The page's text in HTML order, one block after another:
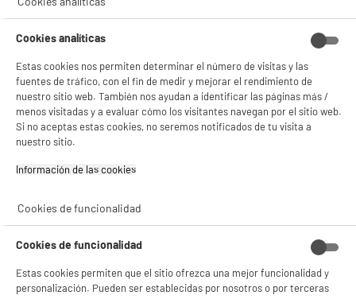
compare_product
BY ELECTRODEPOT
A
4.2/5(250)
3.000 frigorías / 30m²
Capacidad de enfriamiento (Btu) : 12000
299€96
Pago a
- ofrecer publicidad y comunicaciones personalizadas
- facilitar el intercambio de contenido en las redes sociales
Consulta la política de cookies.
Si aceptas, la experiencia será aún mejor. Si no acepta, se utilizarán cookies
estadísticas anónimas basadas en tu navegación. Puedes oponerte a su uso
gestionando sus cookies.
¡Buena visita!
Gestionar cookies
Cookies analíticas
Estas cookies nos permiten determinar el número de visitas y las
fuentes de tráfico, con el fin de medir y mejorar el rendimiento de
nuestro sitio web. También nos ayudan a identificar las páginas más /
menos visitadas y a evaluar cómo los visitantes navegan por el sitio web.
Si no aceptas estas cookies, no seremos notificados de tu visita a
nuestro sitio.
Información de las cookies‎
Cookies de funcionalidad
Cookies de funcionalidad
Estas cookies permiten que el sitio ofrezca una mejor funcionalidad y
personalización. Pueden ser establecidas por nosotros o por terceras